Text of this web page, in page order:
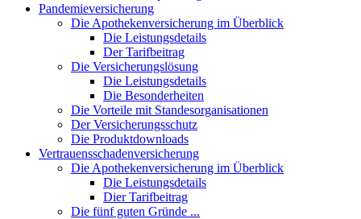
Pandemieversicherung
Die Apothekenversicherung im Überblick
Die Leistungsdetails
Der Tarifbeitrag
Die Versicherungslösung
Die Leistungsdetails
Die Besonderheiten
Die Vorteile mit Standesorganisationen
Der Versicherungsschutz
Die Produktdownloads
Vertrauensschadenversicherung
Die Apothekenversicherung im Überblick
Die Leistungsdetails
Dier Tarifbeitrag
Die fünf guten Gründe ...